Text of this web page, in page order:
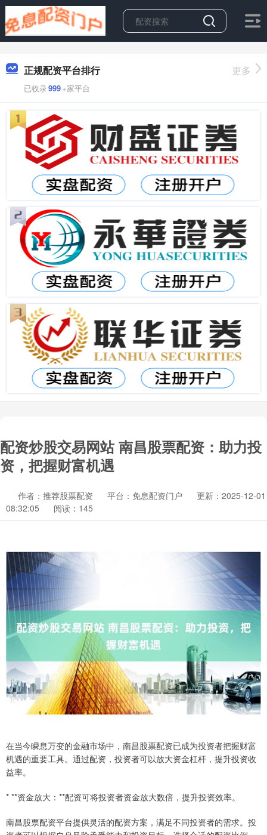
正规配资平台排行
已收录999+家平台
更多
配资炒股交易网站 南昌股票配资：助力投
资，把握财富机遇
作者：推荐股票配资 平台：免息配资门户
更新：2025-12-01
08:32:05
阅读：145
在当今瞬息万变的金融市场中，南昌股票配资已成为投资者把握财富
机遇的重要工具。通过配资，投资者可以放大资金杠杆，提升投资收
益率。
* **资金放大：**配资可将投资者资金放大数倍，提升投资效率。
南昌股票配资平台提供灵活的配资方案，满足不同投资者的需求。投